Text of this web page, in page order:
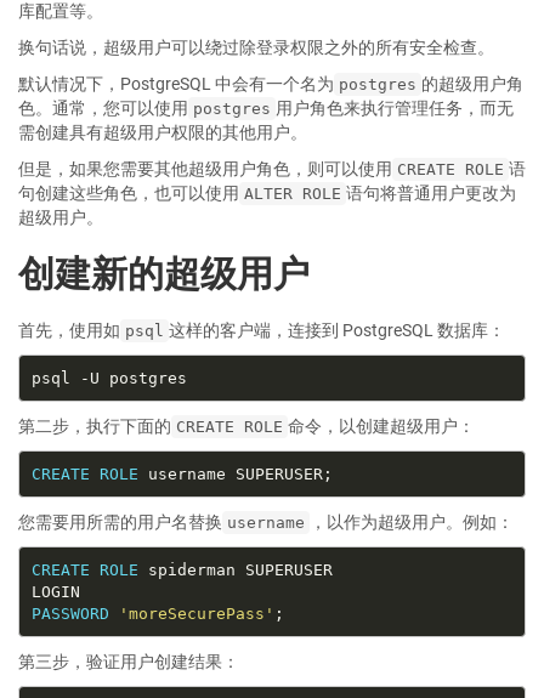
库配置等。
换句话说，超级用户可以绕过除登录权限之外的所有安全检查。
默认情况下，PostgreSQL 中会有一个名为 postgres 的超级用户角
色。通常，您可以使用 postgres 用户角色来执行管理任务，而无
需创建具有超级用户权限的其他用户。
但是，如果您需要其他超级用户角色，则可以使用 CREATE ROLE 语
句创建这些角色，也可以使用 ALTER ROLE 语句将普通用户更改为
超级用户。
创建新的超级用户
首先，使用如 psql 这样的客户端，连接到 PostgreSQL 数据库：
第二步，执行下面的 CREATE ROLE 命令，以创建超级用户：
CREATE ROLE
您需要用所需的用户名替换 username ，以作为超级用户。例如：
CREATE ROLE
PASSWORD
'moreSecurePass'
第三步，验证用户创建结果：